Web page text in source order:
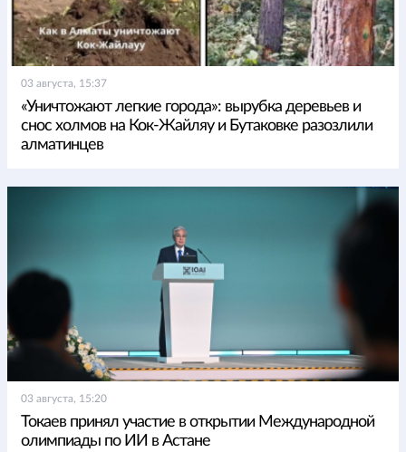
03 августа, 15:37
«Уничтожают легкие города»: вырубка деревьев и
снос холмов на Кок-Жайляу и Бутаковке разозлили
алматинцев
03 августа, 15:20
Токаев принял участие в открытии Международной
олимпиады по ИИ в Астане